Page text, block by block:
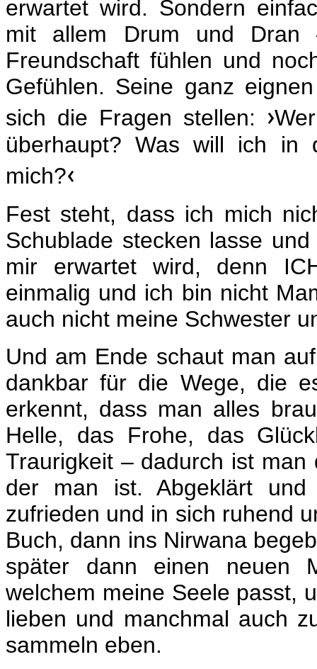
erwartet wird. Sondern
mit allem Drum und Dran
Freundschaft fühlen und
Gefühlen. Seine ganz
sich die Fragen stellen: ›
überhaupt? Was will ich in
mich?‹
Fest steht, dass ich mich
Schublade stecken lasse
mir erwartet wird, denn
einmalig und ich bin nicht
auch nicht meine Schwester
Und am Ende schaut man
dankbar für die Wege, die
erkennt, dass man alles
Helle, das Frohe, das
Traurigkeit – dadurch ist man
der man ist. Abgeklärt
zufrieden und in sich ruhend
Buch, dann ins Nirwana
später dann einen neuen
welchem meine Seele passt,
lieben und manchmal auch
sammeln eben.